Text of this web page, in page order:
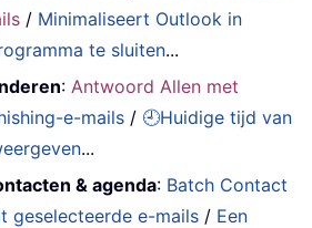
/ Minimaliseert Outlook in
te sluiten...
: Antwoord Allen met
e-mails / 🕘Huidige tijd van
...
& agenda: Batch Contact
geselecteerde e-mails / Een